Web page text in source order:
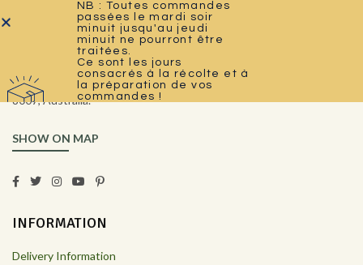
Collins Street West, Victoria
8007, Australia.
SHOW ON MAP
INFORMATION
Delivery Information
NB : Toutes commandes
passées le mardi soir
minuit jusqu'au jeudi
minuit ne pourront être
traitées.
Ce sont les jours
consacrés à la récolte et à
la préparation de vos
commandes !